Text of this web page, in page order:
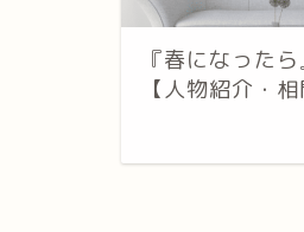
『春になった
【人物紹介・相